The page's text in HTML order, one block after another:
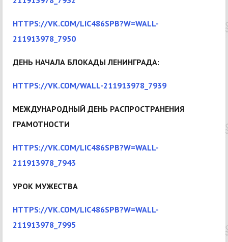
HTTPS://VK.COM/LIC486SPB?W=WALL-
211913978_7950
ДЕНЬ НАЧАЛА БЛОКАДЫ ЛЕНИНГРАДА:
HTTPS://VK.COM/WALL-211913978_7939
МЕЖДУНАРОДНЫЙ ДЕНЬ РАСПРОСТРАНЕНИЯ
ГРАМОТНОСТИ
HTTPS://VK.COM/LIC486SPB?W=WALL-
211913978_7943
УРОК МУЖЕСТВА
HTTPS://VK.COM/LIC486SPB?W=WALL-
211913978_7995